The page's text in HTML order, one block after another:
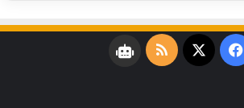
فيسبوك
‫X
ملخصنبض